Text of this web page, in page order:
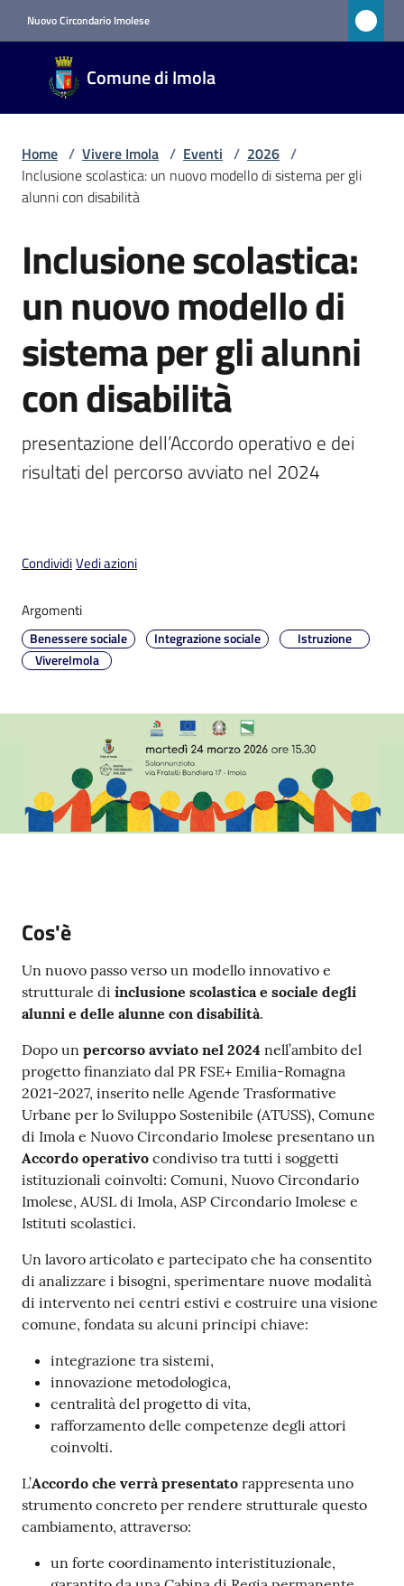
Nuovo Circondario Imolese
Comune di Imola
Comune
di Imola
RETE
Novità
Servizi
Vivere
Menu selezionato
s
t
a
r
e
m
Argomenti
Servizi
on-
line
Seguici
su
Home / Vivere Imola / Eventi / 2026 /
Inclusione scolastica: un nuovo modello di sistema per gli
alunni con disabilità
Salta al contenuto
Inclusione scolastica:
un nuovo modello di
sistema per gli alunni
con disabilità
presentazione dell’Accordo operativo e dei
risultati del percorso avviato nel 2024
CondividiVedi azioni
Argomenti
Benessere sociale Integrazione sociale
Istruzione
VivereImola
Cos'è
Un nuovo passo verso un modello innovativo e
strutturale di inclusione scolastica e sociale degli
alunni e delle alunne con disabilità.
Dopo un percorso avviato nel 2024 nell’ambito del
progetto finanziato dal PR FSE+ Emilia-Romagna
2021-2027, inserito nelle Agende Trasformative
Urbane per lo Sviluppo Sostenibile (ATUSS), Comune
di Imola e Nuovo Circondario Imolese presentano un
Accordo operativo condiviso tra tutti i soggetti
istituzionali coinvolti: Comuni, Nuovo Circondario
Imolese, AUSL di Imola, ASP Circondario Imolese e
Istituti scolastici.
Un lavoro articolato e partecipato che ha consentito
di analizzare i bisogni, sperimentare nuove modalità
di intervento nei centri estivi e costruire una visione
comune, fondata su alcuni principi chiave:
integrazione tra sistemi,
innovazione metodologica,
centralità del progetto di vita,
rafforzamento delle competenze degli attori
coinvolti.
L’Accordo che verrà presentato rappresenta uno
strumento concreto per rendere strutturale questo
cambiamento, attraverso:
un forte coordinamento interistituzionale,